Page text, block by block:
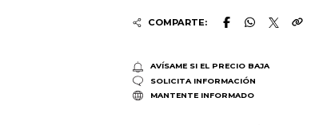
COMPARTE:
AVÍSAME SI EL PRECIO BAJA
SOLICITA INFORMACIÓN
MANTENTE INFORMADO